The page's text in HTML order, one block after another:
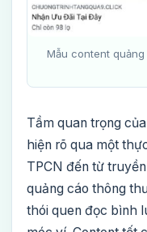
Mẫu content
Tầm quan trọng
hiện rõ qua một
TPCN đến từ
quảng cáo thông
thói quen đọc bình